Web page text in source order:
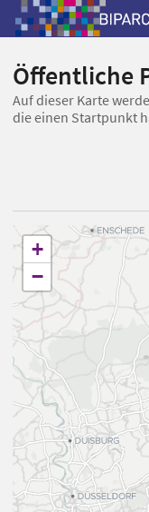
Öffentliche
Auf dieser Karte
die einen Startpunkt
+
−